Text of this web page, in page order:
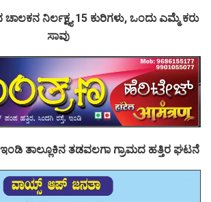
ನಿರ್ಲಕ್ಷ್ಯ 15 ಕುರಿಗಳು, ಒಂದು ಎಮ್ಮೆ ಕರು
ಸಾವು
ತಾಲ್ಲೂಕಿನ ತಡವಲಗಾ ಗ್ರಾಮದ ಹತ್ತಿರ ಘಟನೆ